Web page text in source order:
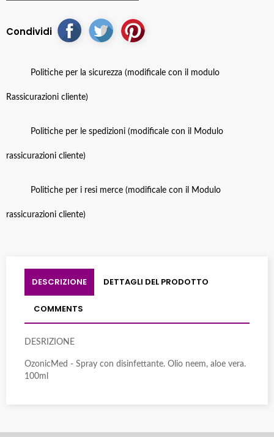
Condividi
Politiche per la sicurezza (modificale con il modulo
Rassicurazioni cliente)
Politiche per le spedizioni (modificale con il Modulo
rassicurazioni cliente)
Politiche per i resi merce (modificale con il Modulo
rassicurazioni cliente)
DESCRIZIONE DETTAGLI DEL PRODOTTO
COMMENTS
DESRIZIONE
OzonicMed - Spray con disinfettante. Olio neem, aloe vera.
100ml